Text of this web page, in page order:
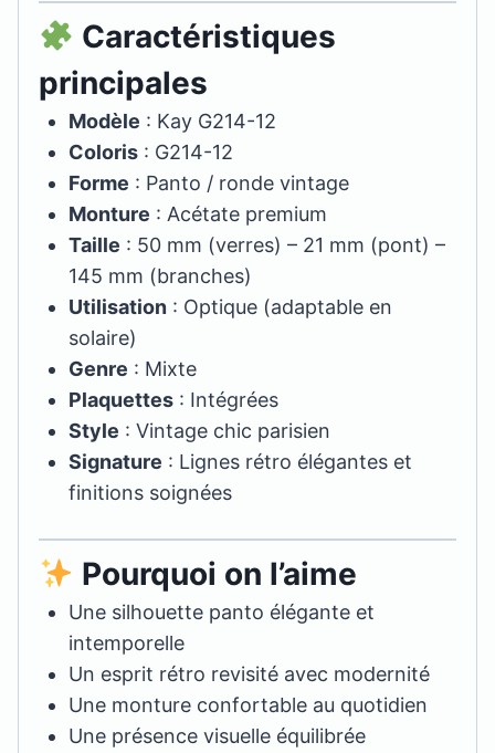
Caractéristiques
principales
Modèle : Kay G214-12
Coloris : G214-12
Forme : Panto / ronde vintage
Monture : Acétate premium
Taille : 50 mm (verres) – 21 mm (pont) –
145 mm (branches)
Utilisation : Optique (adaptable en
solaire)
Genre : Mixte
Plaquettes : Intégrées
Style : Vintage chic parisien
Signature : Lignes rétro élégantes et
finitions soignées
Pourquoi on l’aime
Une silhouette panto élégante et
intemporelle
Un esprit rétro revisité avec modernité
Une monture confortable au quotidien
Une présence visuelle équilibrée